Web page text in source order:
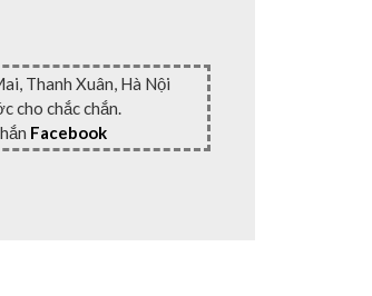
Thanh Xuân, Hà Nội
cho chắc chắn.
Facebook